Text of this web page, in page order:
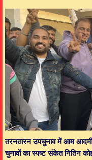
तरनतारन उपचुनाव में आम आदमी
चुनावों का स्पष्ट संकेत नितिन